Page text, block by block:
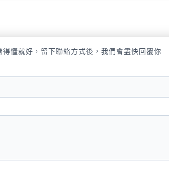
懂就好，留下聯絡方式後，我們會盡快回覆你